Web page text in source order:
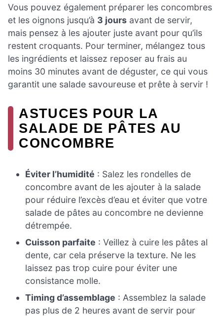
Vous pouvez également préparer les concombres
et les oignons jusqu’à 3 jours avant de servir,
mais pensez à les ajouter juste avant pour qu’ils
restent croquants. Pour terminer, mélangez tous
les ingrédients et laissez reposer au frais au
moins 30 minutes avant de déguster, ce qui vous
garantit une salade savoureuse et prête à servir !
ASTUCES POUR LA
SALADE DE PÂTES AU
CONCOMBRE
Éviter l’humidité : Salez les rondelles de
concombre avant de les ajouter à la salade
pour réduire l’excès d’eau et éviter que votre
salade de pâtes au concombre ne devienne
détrempée.
Cuisson parfaite : Veillez à cuire les pâtes al
dente, car cela préserve la texture. Ne les
laissez pas trop cuire pour éviter une
consistance molle.
Timing d’assemblage : Assemblez la salade
pas plus de 2 heures avant de servir pour